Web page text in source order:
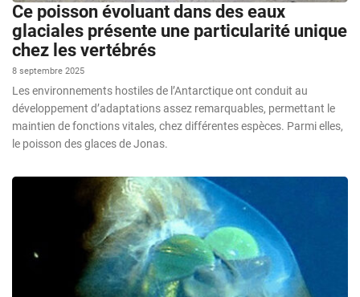
Ce poisson évoluant dans des eaux
glaciales présente une particularité unique
chez les vertébrés
8 septembre 2025
Les environnements hostiles de l’Antarctique ont conduit au
développement d’adaptations assez remarquables, permettant le
maintien de fonctions vitales, chez différentes espèces. Parmi elles,
le poisson des glaces de Jonas.